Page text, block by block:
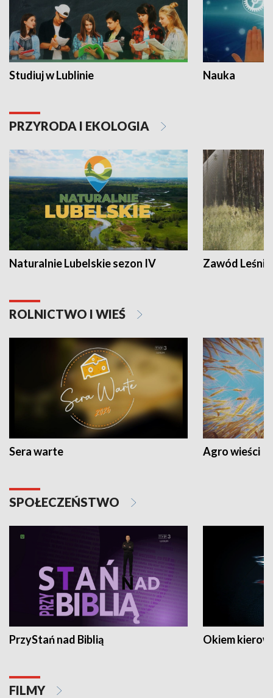
Studiuj w Lublinie Nauka
PRZYRODA I EKOLOGIA
Naturalnie Lubelskie sezon IV Zawód Leśnik
ROLNICTWO I WIEŚ
Sera warte Agro wieści
SPOŁECZEŃSTWO
PrzyStań nad Biblią Okiem
FILMY